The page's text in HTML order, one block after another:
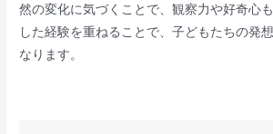
然の変化に気づくことで、観察力や好奇心
した経験を重ねることで、子どもたちの発
なります。